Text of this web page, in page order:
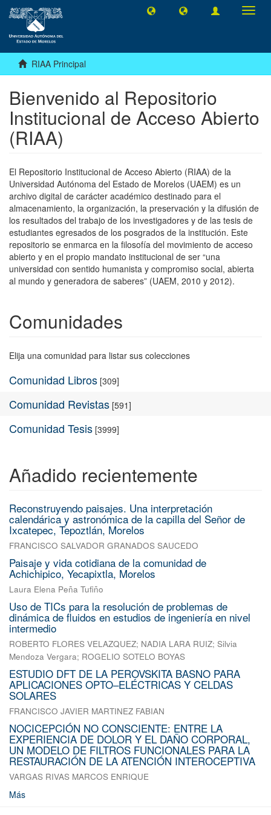
RIAA Principal
Bienvenido al Repositorio
Institucional de Acceso Abierto
(RIAA)
El Repositorio Institucional de Acceso Abierto (RIAA) de la
Universidad Autónoma del Estado de Morelos (UAEM) es un
archivo digital de carácter académico destinado para el
almacenamiento, la organización, la preservación y la difusión de
los resultados del trabajo de los investigadores y de las tesis de
estudiantes egresados de los posgrados de la institución. Este
repositorio se enmarca en la filosofía del movimiento de acceso
abierto y en el propio mandato institucional de ser “una
universidad con sentido humanista y compromiso social, abierta
al mundo y generadora de saberes” (UAEM, 2010 y 2012).
Comunidades
Elija una comunidad para listar sus colecciones
Comunidad Libros [309]
Comunidad Revistas [591]
Comunidad Tesis [3999]
Añadido recientemente
Reconstruyendo paisajes. Una interpretación
calendárica y astronómica de la capilla del Señor de
Ixcatepec, Tepoztlán, Morelos
FRANCISCO SALVADOR GRANADOS SAUCEDO
Paisaje y vida cotidiana de la comunidad de
Achichipico, Yecapixtla, Morelos
Laura Elena Peña Tufiño
Uso de TICs para la resolución de problemas de
dinámica de fluidos en estudios de ingeniería en nivel
intermedio
ROBERTO FLORES VELAZQUEZ; NADIA LARA RUIZ; Silvia
Mendoza Vergara; ROGELIO SOTELO BOYAS
ESTUDIO DFT DE LA PEROVSKITA BASNO PARA
APLICACIONES OPTO–ELÉCTRICAS Y CELDAS
SOLARES
FRANCISCO JAVIER MARTINEZ FABIAN
NOCICEPCIÓN NO CONSCIENTE: ENTRE LA
EXPERIENCIA DE DOLOR Y EL DAÑO CORPORAL,
UN MODELO DE FILTROS FUNCIONALES PARA LA
RESTAURACIÓN DE LA ATENCIÓN INTEROCEPTIVA
VARGAS RIVAS MARCOS ENRIQUE
Más